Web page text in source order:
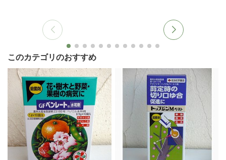
このカテゴリのおすすめ